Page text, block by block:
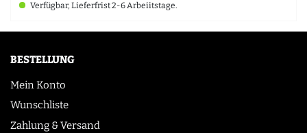
Verfügbar, Lieferfrist 2-6 Arbeiitstage.
BESTELLUNG
Mein Konto
Wunschliste
Zahlung & Versand